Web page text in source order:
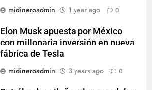
midineroadmin
1 year ago 0
Elon Musk apuesta por México
con millonaria inversión en nueva
fábrica de Tesla
midineroadmin
3 years ago 0